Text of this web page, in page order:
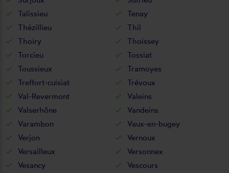
Talissieu
Tenay
Thézillieu
Thil
Thoiry
Thoissey
Torcieu
Tossiat
Toussieux
Tramoyes
Treffort-cuisiat
Trévoux
Val-Revermont
Valeins
Valserhône
Vandeins
Varambon
Vaux-en-bugey
Verjon
Vernoux
Versailleux
Versonnex
Vesancy
Vescours